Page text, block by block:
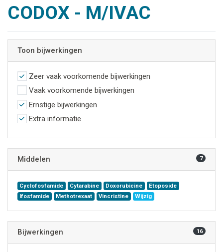
CODOX - M/IVAC
Toon bijwerkingen
Zeer vaak voorkomende bijwerkingen
Vaak voorkomende bijwerkingen
Ernstige bijwerkingen
Extra informatie
Middelen 7
Cyclofosfamide Cytarabine Doxorubicine
Etoposide
Ifosfamide
Methotrexaat Vincristine Wijzig
Bijwerkingen 16